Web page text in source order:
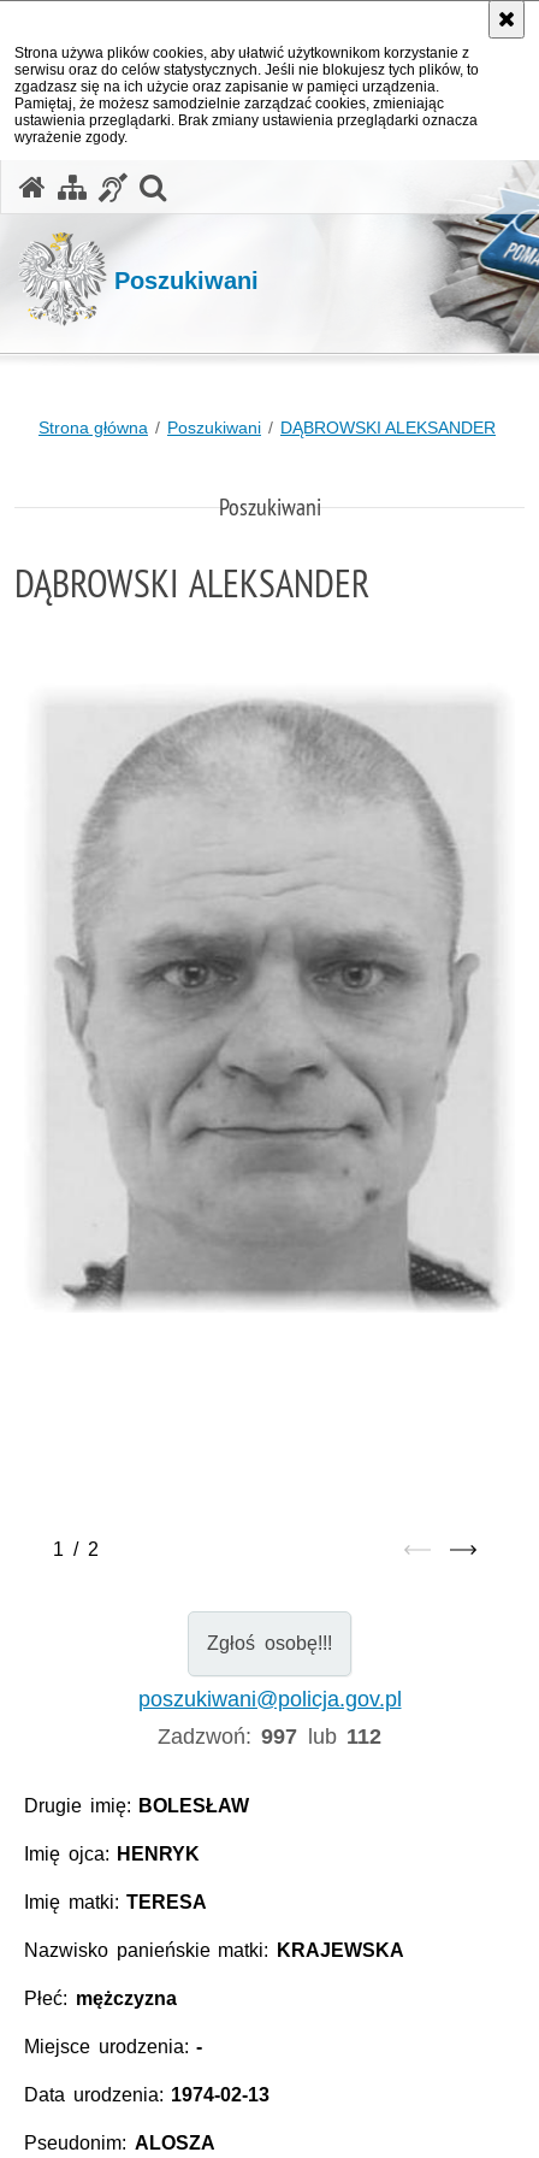
Strona używa plików cookies, aby ułatwić użytkownikom korzystanie z
serwisu oraz do celów statystycznych. Jeśli nie blokujesz tych plików, to
zgadzasz się na ich użycie oraz zapisanie w pamięci urządzenia.
Pamiętaj, że możesz samodzielnie zarządzać cookies, zmieniając
ustawienia przeglądarki. Brak zmiany ustawienia przeglądarki oznacza
wyrażenie zgody.
Poszukiwani
Strona główna Poszukiwani DĄBROWSKI ALEKSANDER
Poszukiwani
DĄBROWSKI ALEKSANDER
1 / 2
Zgłoś osobę!!!
poszukiwani@policja.gov.pl
Zadzwoń:997 lub 112
Drugie imię: BOLESŁAW
Imię ojca: HENRYK
Imię matki:TERESA
Nazwisko panieńskie matki: KRAJEWSKA
Płeć: mężczyzna
Miejsce urodzenia:-
Data urodzenia: 1974-02-13
Pseudonim: ALOSZA